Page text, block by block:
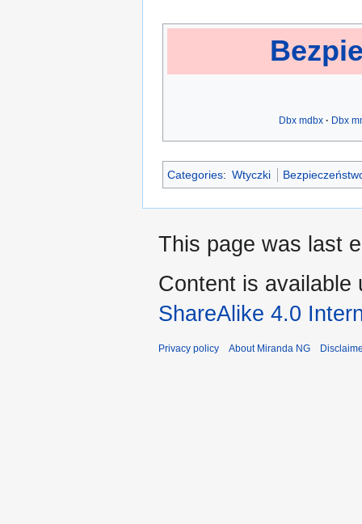
Dbx mdbx Dbx
Categories: Wtyczki
This page was last
Content is available
ShareAlike 4.0
Privacy policy About Miranda NG